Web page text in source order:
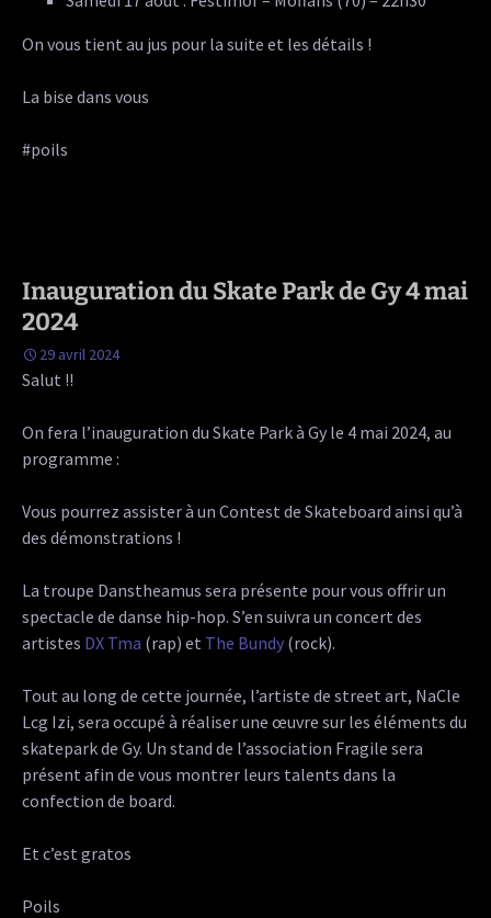
On vous tient au jus pour la suite et les détails !
La bise dans vous
#poils
Inauguration du Skate Park de Gy 4 mai
2024
29 avril 2024
Salut !!
On fera l’inauguration du Skate Park à Gy le 4 mai 2024, au
programme :
Vous pourrez assister à un Contest de Skateboard ainsi qu’à
des démonstrations !
La troupe Danstheamus sera présente pour vous offrir un
spectacle de danse hip-hop. S’en suivra un concert des
artistes DX Tma (rap) et The Bundy (rock).
Tout au long de cette journée, l’artiste de street art, NaCle
Lcg Izi, sera occupé à réaliser une œuvre sur les éléments du
skatepark de Gy. Un stand de l’association Fragile sera
présent afin de vous montrer leurs talents dans la
confection de board.
Et c’est gratos
Poils